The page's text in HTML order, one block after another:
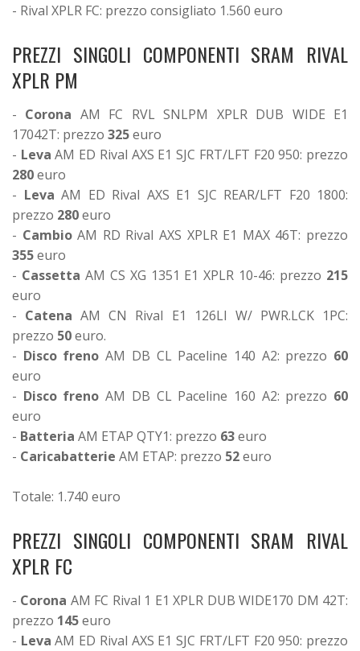
- Rival XPLR FC: prezzo consigliato 1.560 euro
PREZZI SINGOLI COMPONENTI SRAM RIVAL
XPLR PM
- Corona AM FC RVL SNLPM XPLR DUB WIDE E1
17042T: prezzo 325euro
- Leva AM ED Rival AXS E1 SJC FRT/LFT F20 950: prezzo
280euro
- Leva AM ED Rival AXS E1 SJC REAR/LFT F20 1800:
prezzo 280euro
- CambioAM RD Rival AXS XPLR E1 MAX 46T: prezzo
355euro
- Cassetta AM CS XG 1351 E1 XPLR 10-46: prezzo 215
euro
- Catena AM CN Rival E1 126LI W/ PWR.LCK 1PC:
prezzo 50euro.
- Disco freno AM DB CL Paceline 140 A2: prezzo 60
euro
- Disco freno AM DB CL Paceline 160 A2: prezzo 60
euro
- Batteria AM ETAP QTY1: prezzo 63euro
- Caricabatterie AM ETAP: prezzo 52euro
Totale: 1.740 euro
PREZZI SINGOLI COMPONENTI SRAM RIVAL
XPLR FC
- Corona AM FC Rival 1 E1 XPLR DUB WIDE170 DM 42T:
prezzo 145euro
- Leva AM ED Rival AXS E1 SJC FRT/LFT F20 950: prezzo